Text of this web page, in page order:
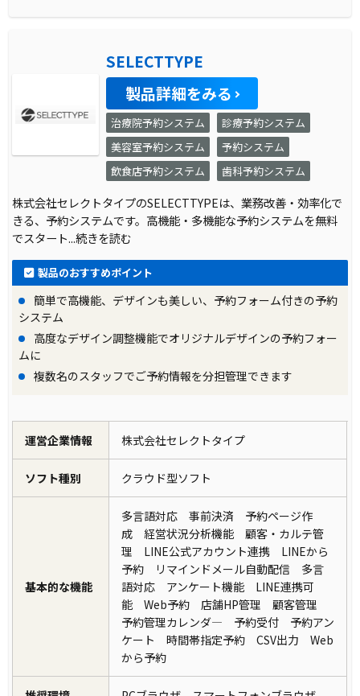
SELECTTYPE
製品詳細をみる
治療院予約システム
診療予約システム
美容室予約システム
予約システム
飲食店予約システム
歯科予約システム
株式会社セレクトタイプのSELECTTYPEは、業務改善・効率化で
きる、予約システムです。高機能・多機能な予約システムを無料
でスタート...続きを読む
製品のおすすめポイント
簡単で高機能、デザインも美しい、予約フォーム付きの予約
システム
高度なデザイン調整機能でオリジナルデザインの予約フォー
ムに
複数名のスタッフでご予約情報を分担管理できます
運営企業情報 株式会社セレクトタイプ
ソフト種別 クラウド型ソフト
基本的な機能
多言語対応 事前決済 予約ページ作
成 経営状況分析機能 顧客・カルテ管
理 LINE公式アカウント連携 LINEから
予約 リマインドメール自動配信 多言
語対応 アンケート機能 LINE連携可
能 Web予約 店舗HP管理 顧客管理
予約管理カレンダ― 予約受付 予約アン
ケート 時間帯指定予約 CSV出力 Web
から予約